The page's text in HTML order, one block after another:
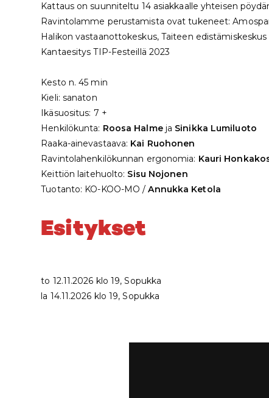
Kattaus on suunniteltu 14 asiakkaalle yhteisen
Ravintolamme perustamista ovat tukeneet:
Halikon vastaanottokeskus, Taiteen edistämiskeskus
Kantaesitys TIP-Festeillä 2023
Kesto n. 45 min
Kieli: sanaton
Ikäsuositus: 7 +
Henkilökunta: Roosa Halmeja Sinikka Lumiluoto
Raaka-ainevastaava: Kai Ruohonen
Ravintolahenkilökunnan ergonomia: Kauri
Keittiön laitehuolto: Sisu Nojonen
Tuotanto: KO-KOO-MO /Annukka Ketola
Esitykset
to 12.11.2026 klo 19, Sopukka
la 14.11.2026 klo 19, Sopukka